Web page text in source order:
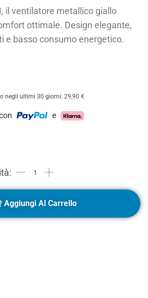
il ventilatore metallico giallo
ottimale. Design elegante,
e basso consumo energetico.
negli ultimi 30 giorni: 29,90 €
e
Aggiungi Al Carrello